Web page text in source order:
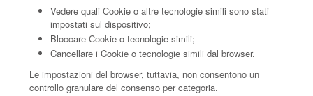
Vedere quali Cookie o altre tecnologie simili sono stati
impostati sul dispositivo;
Bloccare Cookie o tecnologie simili;
Cancellare i Cookie o tecnologie simili dal browser.
Le impostazioni del browser, tuttavia, non consentono un
controllo granulare del consenso per categoria.